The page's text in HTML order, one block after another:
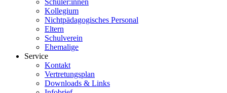
Schüler:innen
Kollegium
Nichtpädagogisches Personal
Eltern
Schulverein
Ehemalige
Service
Kontakt
Vertretungsplan
Downloads & Links